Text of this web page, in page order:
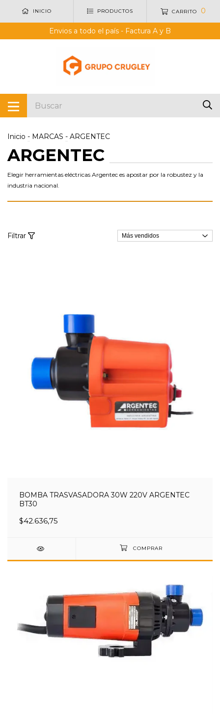
INICIO PRODUCTOS CARRITO 0
Envios a todo el país - Factura A y B
Inicio - MARCAS - ARGENTEC
ARGENTEC
Elegir herramientas eléctricas Argentec es apostar por la robustez y la
industria nacional.
Filtrar
BOMBA TRASVASADORA 30W 220V ARGENTEC
BT30
$42.636,75